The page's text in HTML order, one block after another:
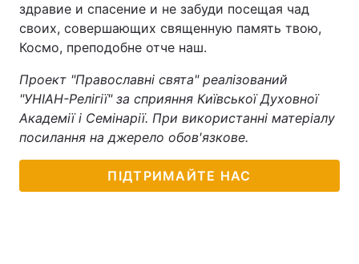
здравие и спасение и не забуди посещая чад
своих, совершающих священную память твою,
Космо, преподобне отче наш.
Проект "Православні свята" реалізований
"УНІАН-Релігії" за сприяння Київської Духовної
Академії і Семінарії. При використанні матеріалу
посилання на джерело обов'язкове.
ПІДТРИМАЙТЕ НАС